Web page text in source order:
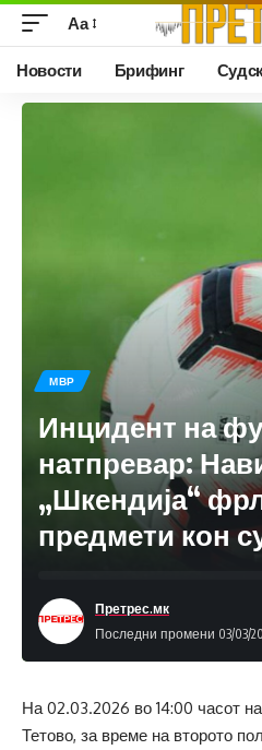
Аа
Новости Брифинг
МВР
Инцидент на
натпревар:
„Шкендија“
предмети кон
Последни промени 03/03/
Претрес.мк
На 02.03.2026 во 14:00 часот
Тетово, за време на второто